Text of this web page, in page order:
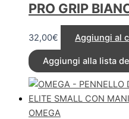
PRO GRIP
32,00€ Aggiungi al
Aggiungi alla lista
OMEGA